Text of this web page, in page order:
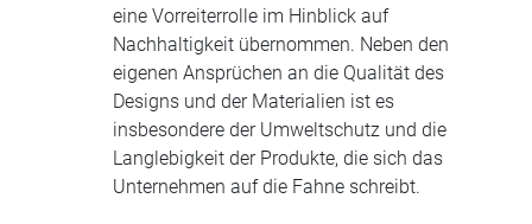
eine Vorreiterrolle im Hinblick auf
Nachhaltigkeit übernommen. Neben den
eigenen Ansprüchen an die Qualität des
Designs und der Materialien ist es
insbesondere der Umweltschutz und die
Langlebigkeit der Produkte, die sich das
Unternehmen auf die Fahne schreibt.